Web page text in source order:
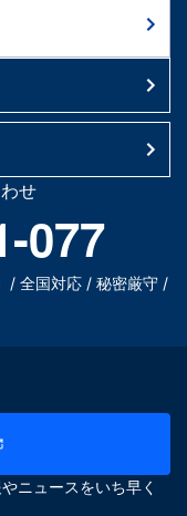
せ
077
/ 全国対応 / 秘密厳守 /
ニュースをいち早く